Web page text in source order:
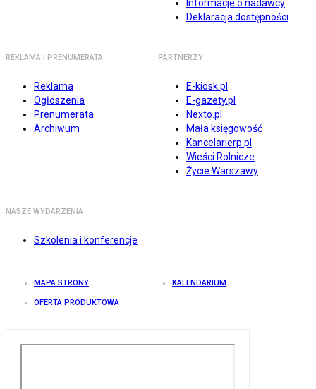
Informacje o nadawcy
Deklaracja dostępności
REKLAMA I PRENUMERATA
Reklama
Ogłoszenia
Prenumerata
Archiwum
PARTNERZY
E-kiosk.pl
E-gazety.pl
Nexto.pl
Mała księgowość
Kancelarierp.pl
Wieści Rolnicze
Życie Warszawy
NASZE WYDARZENIA
Szkolenia i konferencje
MAPA STRONY KALENDARIUM
OFERTA PRODUKTOWA